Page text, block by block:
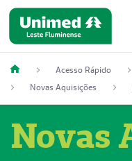
Acesso Rápido
Novas Aquisições
Novas